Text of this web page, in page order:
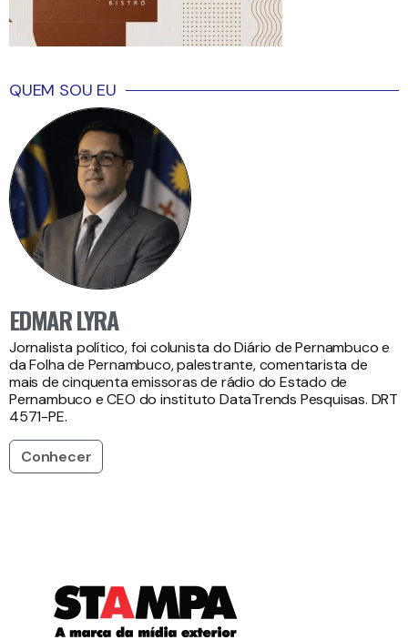
QUEM SOU EU
EDMAR LYRA
Jornalista político, foi colunista do Diário de Pernambuco e
da Folha de Pernambuco, palestrante, comentarista de
mais de cinquenta emissoras de rádio do Estado de
Pernambuco e CEO do instituto DataTrends Pesquisas. DRT
4571-PE.
Conhecer